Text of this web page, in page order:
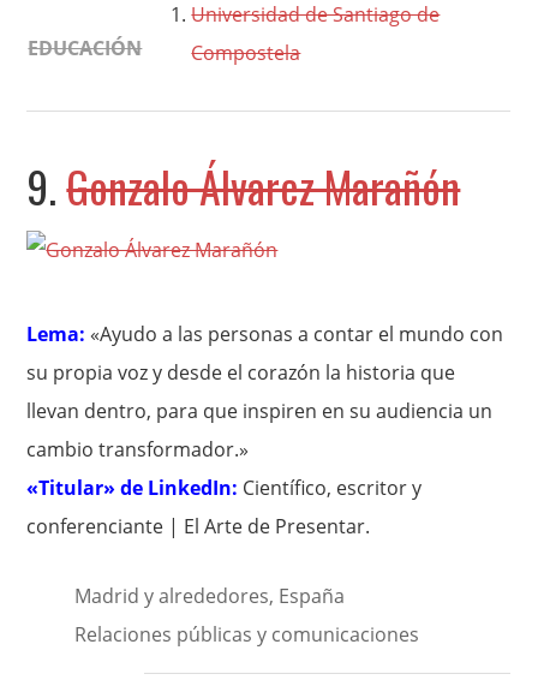
EDUCACIÓN
Universidad de Santiago de
Compostela
9.Gonzalo Álvarez Marañón
Lema: «Ayudo a las personas a contar el mundo con
su propia voz y desde el corazón la historia que
llevan dentro, para que inspiren en su audiencia un
cambio transformador.»
«Titular» de LinkedIn: Científico, escritor y
conferenciante | El Arte de Presentar.
Madrid y alrededores, España
Relaciones públicas y comunicaciones